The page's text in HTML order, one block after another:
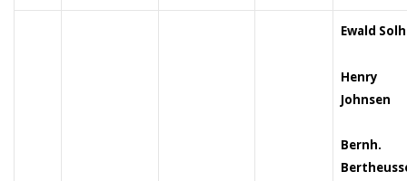
Ewald
Henry
Johnsen
Bernh.